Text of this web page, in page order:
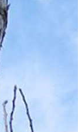
lidí v jejím okolí.
Na první